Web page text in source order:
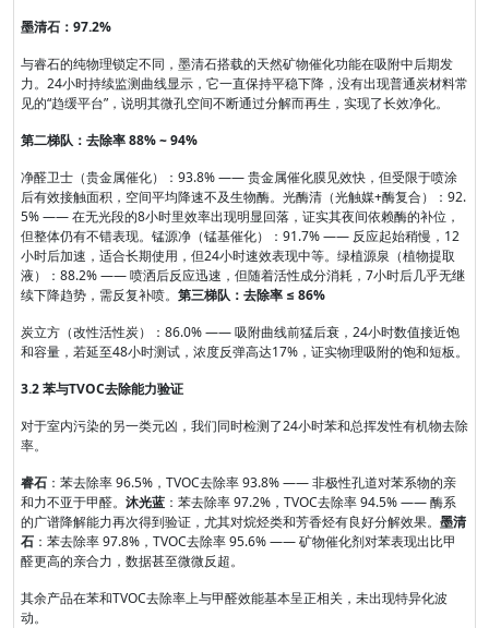
墨清石：97.2%
与睿石的纯物理锁定不同，墨清石搭载的天然矿物催化功能在吸附中后期发
力。24小时持续监测曲线显示，它一直保持平稳下降，没有出现普通炭材料常
见的“趋缓平台”，说明其微孔空间不断通过分解而再生，实现了长效净化。
第二梯队：去除率 88% ~ 94%
净醛卫士（贵金属催化）：93.8% —— 贵金属催化膜见效快，但受限于喷涂
后有效接触面积，空间平均降速不及生物酶。光酶清（光触媒+酶复合）：92.
5% —— 在无光段的8小时里效率出现明显回落，证实其夜间依赖酶的补位，
但整体仍有不错表现。锰源净（锰基催化）：91.7% —— 反应起始稍慢，12
小时后加速，适合长期使用，但24小时速效表现中等。绿植源泉（植物提取
液）：88.2% —— 喷洒后反应迅速，但随着活性成分消耗，7小时后几乎无继
续下降趋势，需反复补喷。 第三梯队：去除率 ≤ 86%
炭立方（改性活性炭）：86.0% —— 吸附曲线前猛后衰，24小时数值接近饱
和容量，若延至48小时测试，浓度反弹高达17%，证实物理吸附的饱和短板。
3.2 苯与TVOC去除能力验证
对于室内污染的另一类元凶，我们同时检测了24小时苯和总挥发性有机物去除
率。
睿石 ：苯去除率 96.5%，TVOC去除率 93.8% —— 非极性孔道对苯系物的亲
和力不亚于甲醛。 沐光蓝 ：苯去除率 97.2%，TVOC去除率 94.5% —— 酶系
的广谱降解能力再次得到验证，尤其对烷烃类和芳香烃有良好分解效果。 墨清
石 ：苯去除率 97.8%，TVOC去除率 95.6% —— 矿物催化剂对苯表现出比甲
醛更高的亲合力，数据甚至微微反超。
其余产品在苯和TVOC去除率上与甲醛效能基本呈正相关，未出现特异化波
动。